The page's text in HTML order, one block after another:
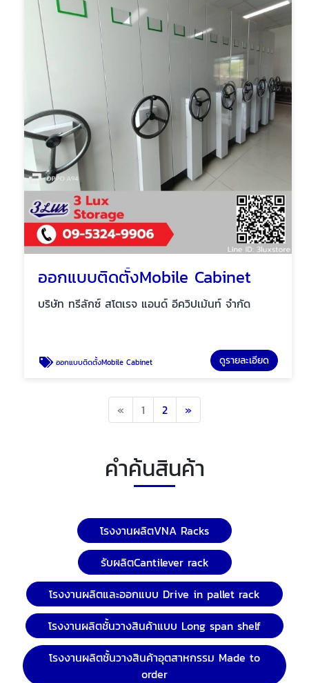
ออกแบบติดตั้งMobile Cabinet
บริษัท ทรีลักซ์ สโตเรจ แอนด์ อีควิปเม้นท์ จำกัด
ออกแบบติดตั้งMobile Cabinet ดูรายละเอียด
« Previous
1 2 »Next
คำค้นสินค้า
โรงงานผลิตVNA Racks
รับผลิตCantilever rack
โรงงานผลิตและออกแบบ Drive in pallet rack
โรงงานผลิตชั้นวางสินค้าแบบ Long span shelf
โรงงานผลิตชั้นวางสินค้าอุตสาหกรรม Made to
order